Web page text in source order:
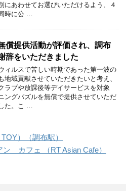
にあわせてお選びいただけるよう、４
時に公 …
償提供活動が評価され、調布
辞をいただきました
ィルスで苦しい時期であった第一波の
地域貢献させていただきたいと考え、
ラブや放課後等デイサービスを対象
ングパズルを無償で提供させていただ
た。こ …
）（調布駅）
カフェ （RT Asian Cafe）